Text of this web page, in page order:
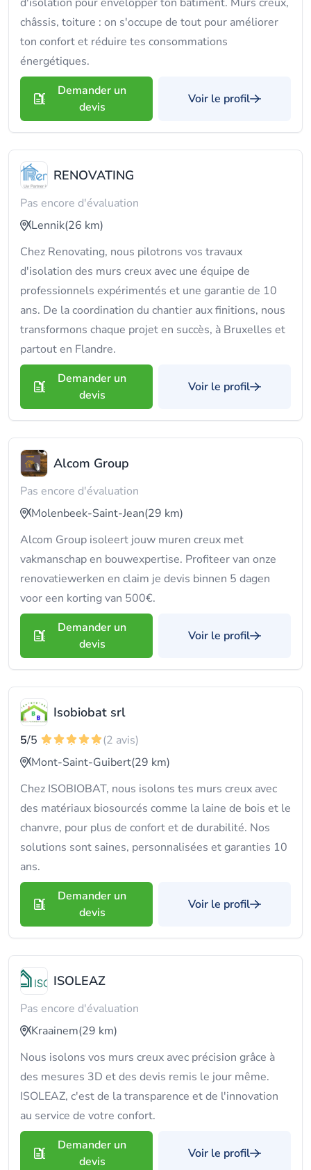
châssis, toiture : on s'occupe de tout pour améliorer
ton confort et réduire tes consommations
énergétiques.
Demander un
devis
Voir le profil
RENOVATING
Pas encore d'évaluation
Lennik(26 km)
Chez Renovating, nous pilotrons vos travaux
d'isolation des murs creux avec une équipe de
professionnels expérimentés et une garantie de 10
ans. De la coordination du chantier aux finitions, nous
transformons chaque projet en succès, à Bruxelles et
partout en Flandre.
Demander un
devis
Voir le profil
Alcom Group
Pas encore d'évaluation
Molenbeek-Saint-Jean(29 km)
Alcom Group isoleert jouw muren creux met
vakmanschap en bouwexpertise. Profiteer van onze
renovatiewerken en claim je devis binnen 5 dagen
voor een korting van 500€.
Demander un
devis
Voir le profil
Isobiobat srl
5/5
(2 avis)
Mont-Saint-Guibert(29 km)
Chez ISOBIOBAT, nous isolons tes murs creux avec
des matériaux biosourcés comme la laine de bois et le
chanvre, pour plus de confort et de durabilité. Nos
solutions sont saines, personnalisées et garanties 10
ans.
Demander un
devis
Voir le profil
ISOLEAZ
Pas encore d'évaluation
Kraainem(29 km)
Nous isolons vos murs creux avec précision grâce à
des mesures 3D et des devis remis le jour même.
ISOLEAZ, c'est de la transparence et de l'innovation
au service de votre confort.
Demander un
devis
Voir le profil